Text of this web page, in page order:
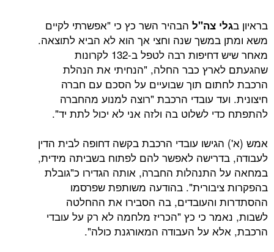
צה"להבהיר השר כץ כי "אפשרתי לקיים
שנה וחצי אך הוא לא הביא לתוצאה.
מאחר שיש דחיפות רבה לטפל ב-132 לקרונות
כבר החלה, "הנחיתי את הנהלת
תוך שבועיים על הסכם עם חברה
עובדי הרכבת "רוצה למנוע מהחברה
לשלוט בה ולזה אני לא יכול לתת יד".
עובדי הרכבת בקשה דחופה לבית הדין
לאפשר להם לפתוח בשביתה מידית,
החברה, אותה הגדירו כ"גובלת
בהודעה משותפת שפרסמו
והעובדים, בה הסבירו את ההחלטה
כי כץ "הכריז מלחמה לא רק על עובדי
על העבודה המאורגנת כולה".